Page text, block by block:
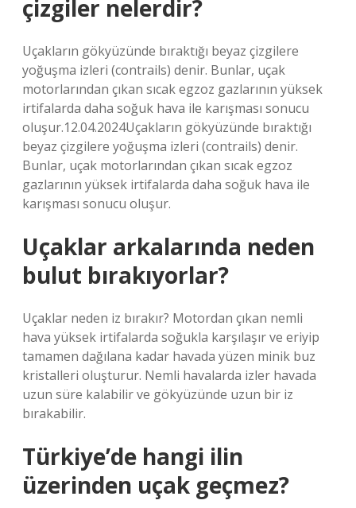
çizgiler nelerdir?
Uçakların gökyüzünde bıraktığı beyaz çizgilere
yoğuşma izleri (contrails) denir. Bunlar, uçak
motorlarından çıkan sıcak egzoz gazlarının yüksek
irtifalarda daha soğuk hava ile karışması sonucu
oluşur.12.04.2024Uçakların gökyüzünde bıraktığı
beyaz çizgilere yoğuşma izleri (contrails) denir.
Bunlar, uçak motorlarından çıkan sıcak egzoz
gazlarının yüksek irtifalarda daha soğuk hava ile
karışması sonucu oluşur.
Uçaklar arkalarında neden
bulut bırakıyorlar?
Uçaklar neden iz bırakır? Motordan çıkan nemli
hava yüksek irtifalarda soğukla ​​karşılaşır ve eriyip
tamamen dağılana kadar havada yüzen minik buz
kristalleri oluşturur. Nemli havalarda izler havada
uzun süre kalabilir ve gökyüzünde uzun bir iz
bırakabilir.
Türkiye’de hangi ilin
üzerinden uçak geçmez?